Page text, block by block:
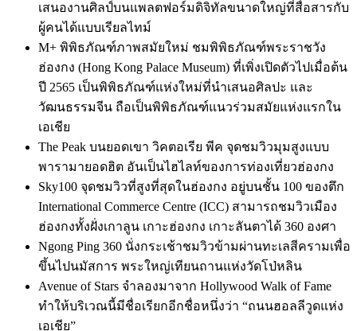
เสนองานศิลป์บนแพลตฟอร์มดิจิทัลขนาดใหญ่ที่สื่อสารกับ
ผู้คนได้แบบเรียลไทม์
M+ พิพิธภัณฑ์ภาพสมัยใหม่ ชมพิพิธภัณฑ์พระราชวัง
ฮ่องกง (Hong Kong Palace Museum) ที่เพิ่งเปิดตัวไปเมื่อต้น
ปี 2565 เป็นพิพิธภัณฑ์แห่งใหม่ที่นำเสนอศิลปะ และ
วัฒนธรรมจีน ถือเป็นพิพิธภัณฑ์แนวร่วมสมัยแห่งแรกใน
เอเชีย
The Peak บนยอดเขา วิคตอเรีย พีค จุดชมวิวมุมสูงแบบ
พารามายอดฮิต อันเป็นไฮไลท์ของการท่องเที่ยวฮ่องกง
Sky100 จุดชมวิวที่สูงที่สุดในฮ่องกง อยู่บนชั้น 100 ของตึก
International Commerce Centre (ICC) สามารถชมวิวเมือง
ฮ่องกงทั้งฝั่งเกาลูน เกาะฮ่องกง เกาะลันตาได้ 360 องศา
Ngong Ping 360 นั่งกระเช้าชมวิวข้ามผ่านทะเลสีครามเพื่อ
ขึ้นไปนมัสการ พระใหญ่เทียนถานแห่งวัดโป่หลิน
Avenue of Stars จำลองมาจาก Hollywood Walk of Fame
ทำให้บริเวณนี้มีชื่อเรียกอีกชื่อหนึ่งว่า “ถนนฮอลลีวูดแห่ง
เอเชีย”